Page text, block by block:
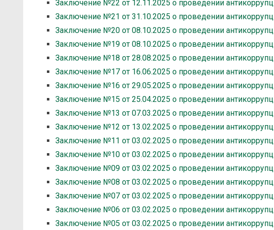
Заключение №22 от 12.11.2025 о проведении
Заключение №21 от 31.10.2025 о проведении
Заключение №20 от 08.10.2025 о проведении
Заключение №19 от 08.10.2025 о проведении
Заключение №18 от 28.08.2025 о проведении
Заключение №17 от 16.06.2025 о проведении
Заключение №16 от 29.05.2025 о проведении
Заключение №15 от 25.04.2025 о проведении
Заключение №13 от 07.03.2025 о проведении
Заключение №12 от 13.02.2025 о проведении
Заключение №11 от 03.02.2025 о проведении
Заключение №10 от 03.02.2025 о проведении
Заключение №09 от 03.02.2025 о проведении
Заключение №08 от 03.02.2025 о проведении
Заключение №07 от 03.02.2025 о проведении
Заключение №06 от 03.02.2025 о проведении
Заключение №05 от 03.02.2025 о проведении